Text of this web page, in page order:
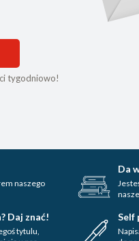
tygodniowo!
naszego
Da
Daj znać!
tytulu,
Self